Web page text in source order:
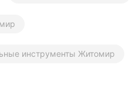
инструменты Житомир